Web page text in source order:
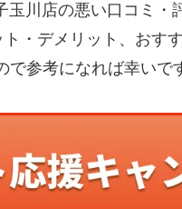
川店の悪い口コミ・
・デメリット、おす
参考になれば幸いで